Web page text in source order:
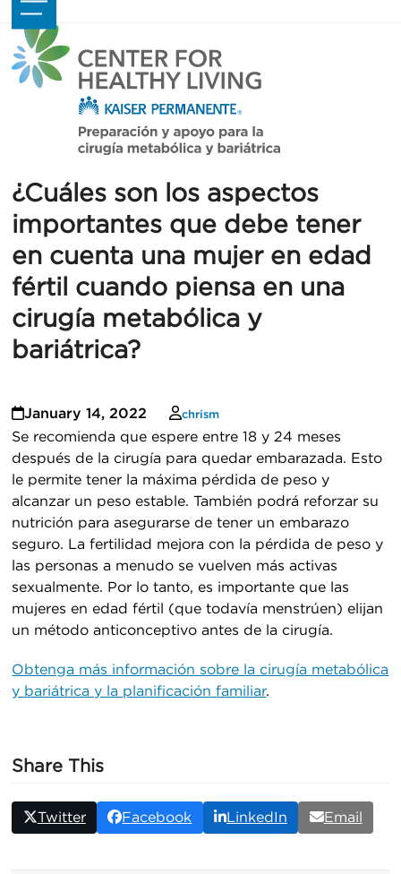
Skip
to
content
Open
mobile
menu
Close
mobile
menu
¿Cuáles son los aspectos
importantes que debe tener
en cuenta una mujer en edad
fértil cuando piensa en una
cirugía metabólica y
bariátrica?
January 14, 2022 chrism
Se recomienda que espere entre 18 y 24 meses
después de la cirugía para quedar embarazada. Esto
le permite tener la máxima pérdida de peso y
alcanzar un peso estable. También podrá reforzar su
nutrición para asegurarse de tener un embarazo
seguro. La fertilidad mejora con la pérdida de peso y
las personas a menudo se vuelven más activas
sexualmente. Por lo tanto, es importante que las
mujeres en edad fértil (que todavía menstrúen) elijan
un método anticonceptivo antes de la cirugía.
Obtenga más información sobre la cirugía metabólica
y bariátrica y la planificación familiar.
Share This
Twitter Facebook LinkedIn Email